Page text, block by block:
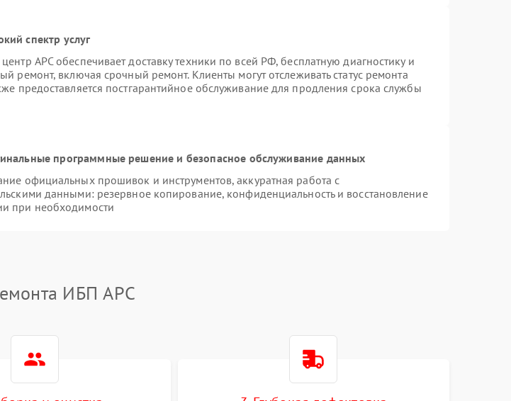
спектр услуг
APC обеспечивает доставку техники по всей РФ, бесплатную диагностику и
ремонт, включая срочный ремонт. Клиенты могут отслеживать статус ремонта
предоставляется постгарантийное обслуживание для продления срока службы
программные решение и безопасное обслуживание данных
официальных прошивок и инструментов, аккуратная работа с
данными: резервное копирование, конфиденциальность и восстановление
при необходимости
ИБП APC